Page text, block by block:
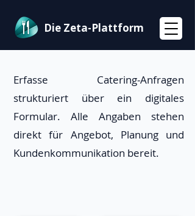
Die Zeta-Plattform
Erfasse Catering-Anfragen
strukturiert über ein digitales
Formular. Alle Angaben stehen
direkt für Angebot, Planung und
Kundenkommunikation bereit.